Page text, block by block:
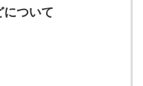
いことに同意します。利
サービスの広告・宣伝、
について